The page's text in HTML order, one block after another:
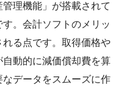
理機能」が搭載されて
。会計ソフトのメリッ
れる点です。取得価格や
動的に減価償却費を算
データをスムーズに作